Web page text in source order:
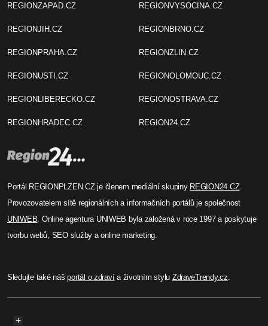
REGIONZAPAD.CZ
REGIONJIH.CZ
REGIONPRAHA.CZ
REGIONUSTI.CZ
REGIONLIBERECKO.CZ
REGIONHRADEC.CZ
REGIONVYSOCINA.CZ
REGIONBRNO.CZ
REGIONZLIN.CZ
REGIONOLOMOUC.CZ
REGIONOSTRAVA.CZ
REGION24.CZ
Portál REGIONPLZEN.CZ je členem mediální skupiny REGION24.CZ.
Provozovatelem sítě regionálních a informačních portálů je společnost
UNIWEB . Online agentura UNIWEB byla založená v roce 1997 a poskytuje
tvorbu webů, SEO služby a online marketing.
Sledujte také nášportál o zdravía životním stylu ZdraveTrendy.cz
+